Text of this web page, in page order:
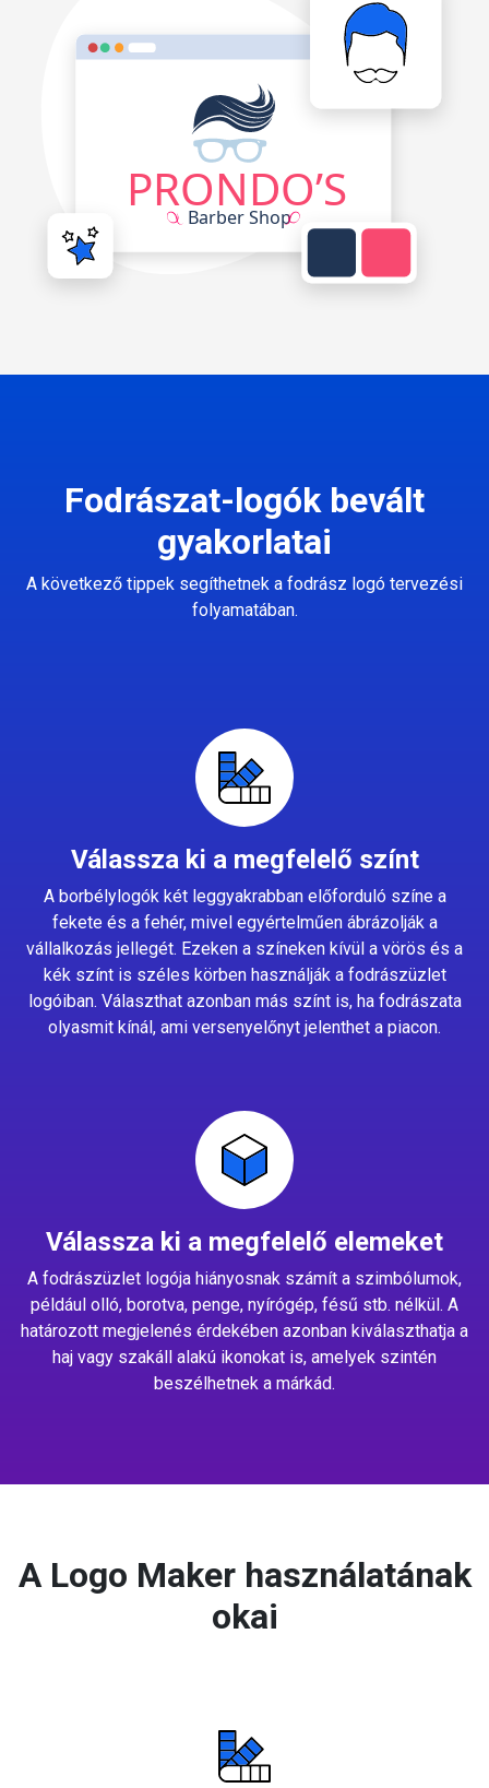
Fodrászat-logók bevált
gyakorlatai
A következő tippek segíthetnek a fodrász logó tervezési
folyamatában.
Válassza ki a megfelelő színt
A borbélylogók két leggyakrabban előforduló színe a
fekete és a fehér, mivel egyértelműen ábrázolják a
vállalkozás jellegét. Ezeken a színeken kívül a vörös és a
kék színt is széles körben használják a fodrászüzlet
logóiban. Választhat azonban más színt is, ha fodrászata
olyasmit kínál, ami versenyelőnyt jelenthet a piacon.
Válassza ki a megfelelő elemeket
A fodrászüzlet logója hiányosnak számít a szimbólumok,
például olló, borotva, penge, nyírógép, fésű stb. nélkül. A
határozott megjelenés érdekében azonban kiválaszthatja a
haj vagy szakáll alakú ikonokat is, amelyek szintén
beszélhetnek a márkád.
A Logo Maker használatának
okai